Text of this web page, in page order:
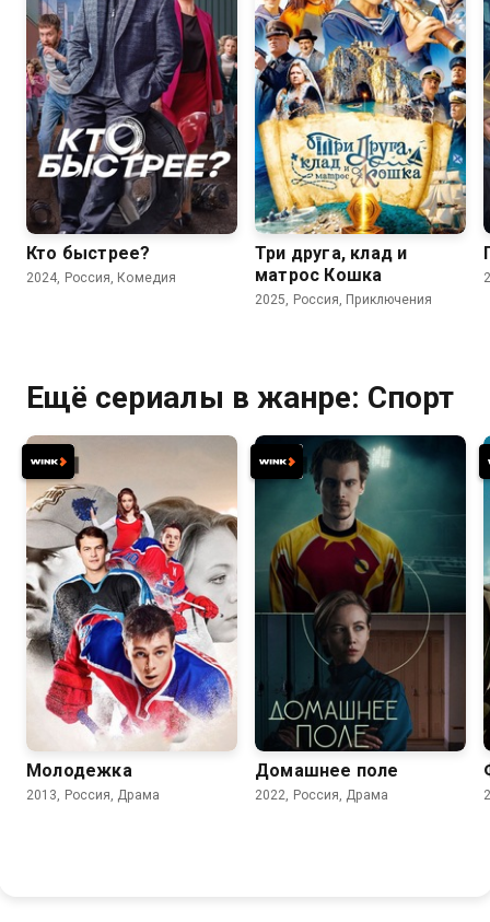
6.7
Кто быстрее?
2024, Россия, Комедия
7.5
Три друга, клад и
матрос Кошка
2025, Россия, Приключения
Ещё сериалы в жанре: Спорт
7.9 5.6
Молодежка
2013, Россия, Драма
7.3
Домашнее поле
2022, Россия, Драма